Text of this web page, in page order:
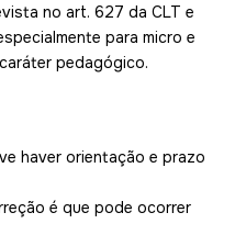
no art. 627 da CLT e
para micro e
pedagógico.
haver orientação e prazo
é que pode ocorrer